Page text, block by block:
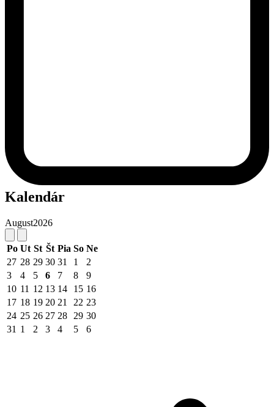
Kalendár
August2026
Po Ut St Št Pia So Ne
27 28 29 30 31 1
2
3
4 5 6 7 8
9
10 11 12 13 14 15 16
17 18 19 20 21 22 23
24 25 26 27 28 29 30
31 1 2 3 4 5 6